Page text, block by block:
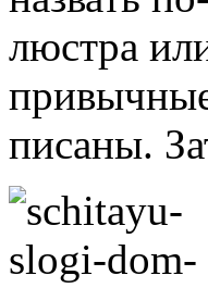
люстра
писаны.